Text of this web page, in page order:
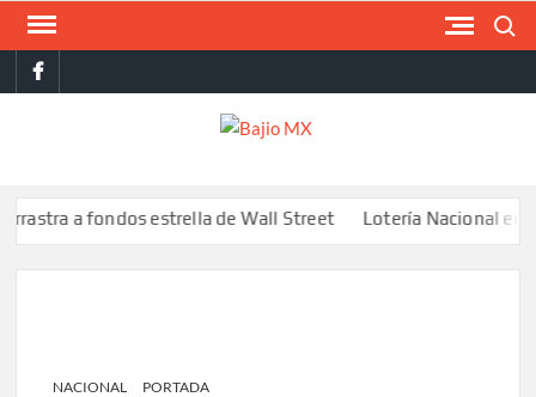
Saltar
contenidofacebook
a fondos estrella de Wall Street Lotería Nacional emite
NACIONAL PORTADA